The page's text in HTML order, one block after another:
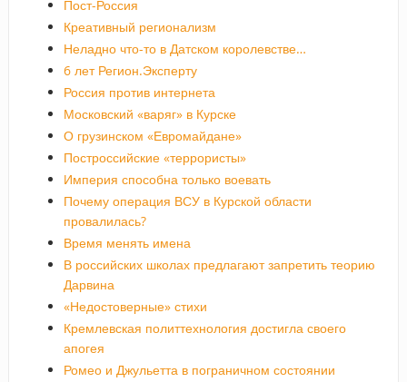
Пост-Россия
Креативный регионализм
Неладно что-то в Датском королевстве…
6 лет Регион.Эксперту
Россия против интернета
Московский «варяг» в Курске
О грузинском «Евромайдане»
Построссийские «террористы»
Империя способна только воевать
Почему операция ВСУ в Курской области
провалилась?
Время менять имена
В российских школах предлагают запретить теорию
Дарвина
«Недостоверные» стихи
Кремлевская политтехнология достигла своего
апогея
Ромео и Джульетта в пограничном состоянии